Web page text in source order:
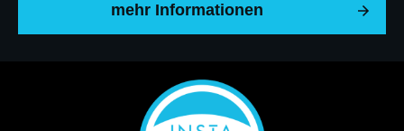
mehr Informationen